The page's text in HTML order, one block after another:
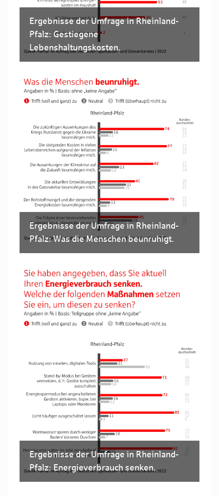
Ergebnisse der Umfrage in Rheinland-
Pfalz: Gestiegene
Lebenshaltungskosten.
Ergebnisse der Umfrage in Rheinland-
Pfalz: Was die Menschen beunruhigt.
Ergebnisse der Umfrage in Rheinland-
Pfalz: Energieverbrauch senken.